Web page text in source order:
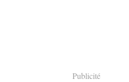
Publicité